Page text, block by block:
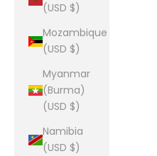
(USD $)
Mozambique
(USD $)
Myanmar
(Burma)
(USD $)
Namibia
(USD $)